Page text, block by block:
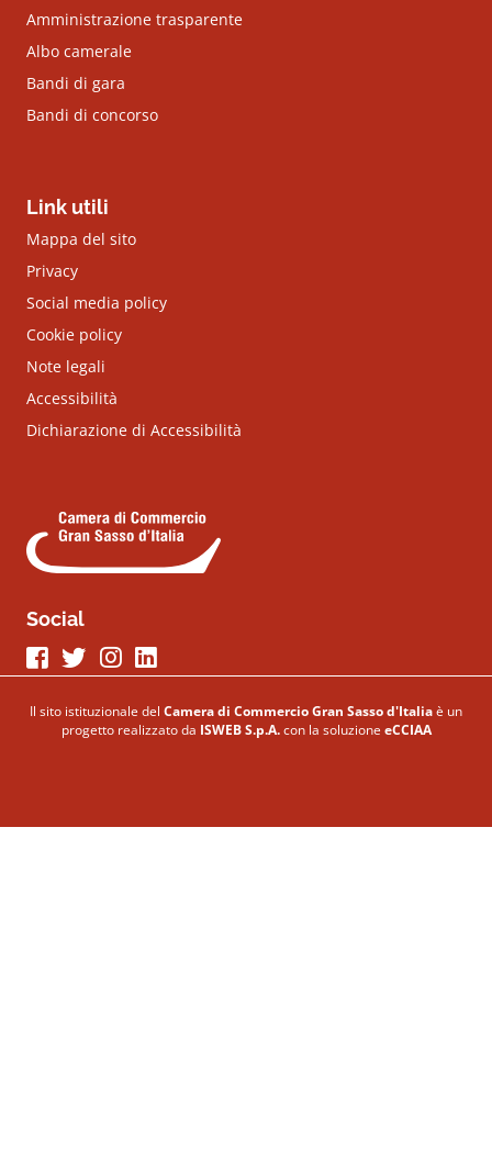
Amministrazione trasparente
Albo camerale
Bandi di gara
Bandi di concorso
Link utili
Mappa del sito
Privacy
Social media policy
Cookie policy
Note legali
Accessibilità
Dichiarazione di Accessibilità
Social
Seguici su Facebook
Seguici su Twitter
Seguici su Instagram
Seguici su LinkeIn
Il sito istituzionale del Camera di Commercio Gran Sasso d'Italia è un
progetto realizzato da ISWEB S.p.A. con la soluzione eCCIAA